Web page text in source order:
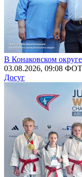
В Конаковском
03.08.2026, 09:08
Досуг